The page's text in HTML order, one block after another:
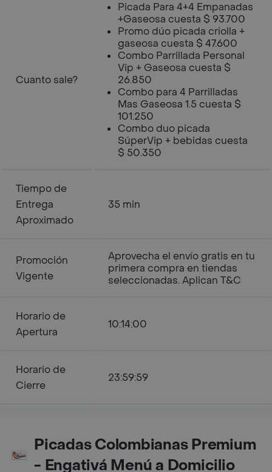
Cuanto sale?
Picada Para 4+4 Empanadas
+Gaseosa cuesta $ 93.700
Promo dúo picada criolla +
gaseosa cuesta $ 47.600
Combo Parrillada Personal
Vip + Gaseosa cuesta $
26.850
Combo para 4 Parrilladas
Mas Gaseosa 1.5 cuesta $
101.250
Combo duo picada
SúperVip + bebidas cuesta
$ 50.350
Tiempo de
Entrega
Aproximado
35 min
Promoción
Vigente
Aprovecha el envío gratis en tu
primera compra en tiendas
seleccionadas. Aplican T&C
Horario de
Apertura
10:14:00
Horario de
Cierre
23:59:59
Picadas Colombianas Premium
- Engativá Menú a Domicilio